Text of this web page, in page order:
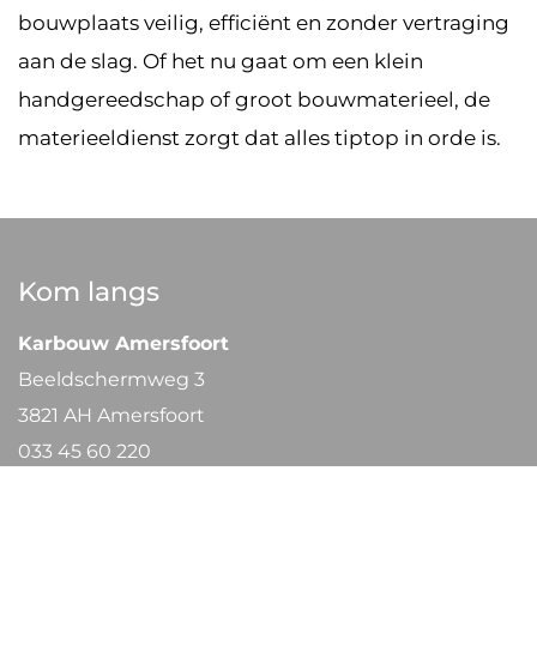
bouwplaats veilig, efficiënt en zonder vertraging
aan de slag. Of het nu gaat om een klein
handgereedschap of groot bouwmaterieel, de
materieeldienst zorgt dat alles tiptop in orde is.
Kom langs
Karbouw Amersfoort
Beeldschermweg 3
3821 AH Amersfoort
033 45 60 220